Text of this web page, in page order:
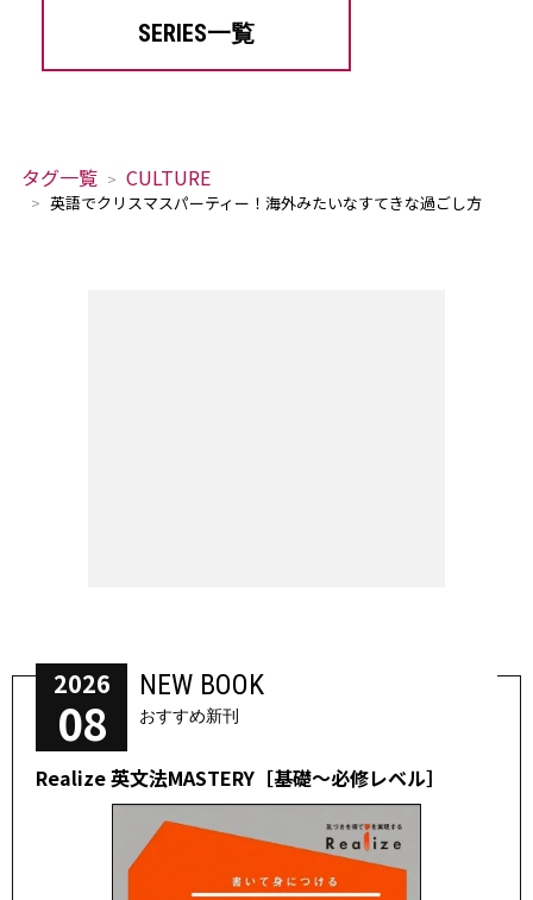
SERIES一覧
タグ一覧 CULTURE
英語でクリスマスパーティー！海外みたいなすてきな過ごし方
2026
08
NEW BOOK
おすすめ新刊
Realize 英文法MASTERY［基礎～必修レベル］